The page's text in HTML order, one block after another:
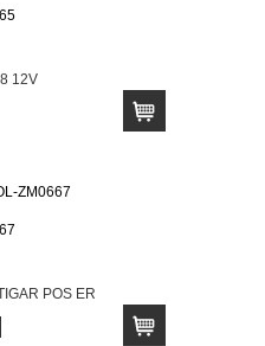
12V
POS ER